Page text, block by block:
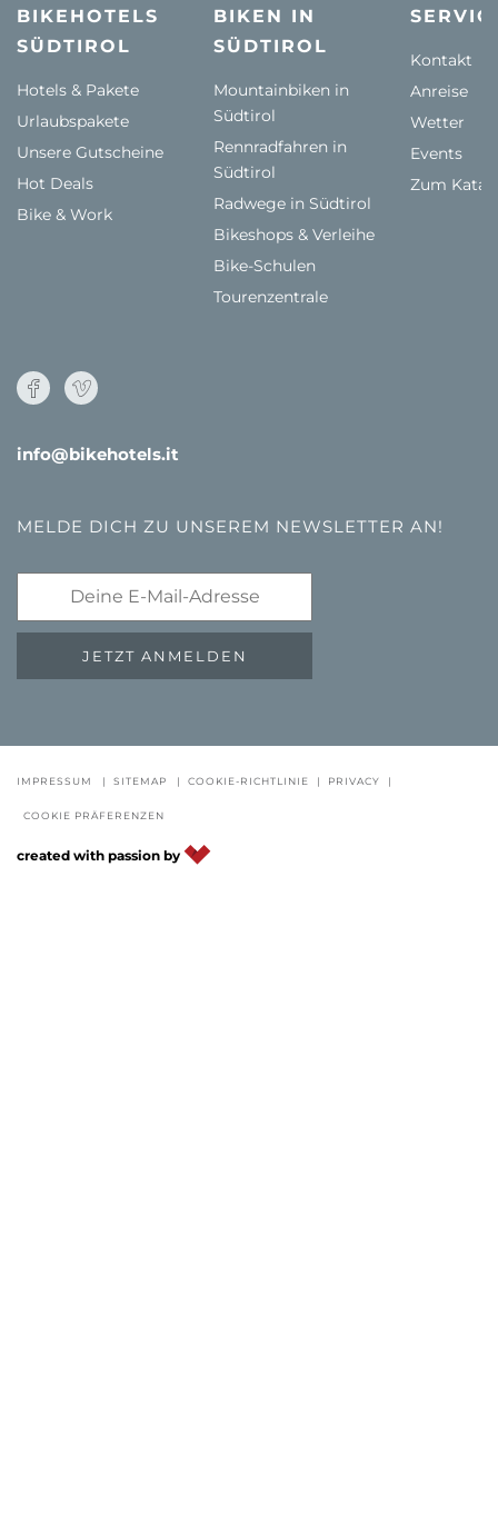
GUTSCHEINE FAQ - QUALITÄTSGARANTIE
BIKEHOTELS
SÜDTIROL
Hotels & Pakete
Urlaubspakete
Unsere Gutscheine
Hot Deals
Bike & Work
BIKEN IN
SÜDTIROL
Mountainbiken in
Südtirol
Rennradfahren in
Südtirol
Radwege in Südtirol
Bikeshops & Verleihe
Bike-Schulen
Tourenzentrale
Kontakt
Anreise
Wetter
Events
Zum
info@bikehotels.it
MELDE DICH ZU UNSEREM NEWSLETTER AN!
JETZT ANMELDEN
IMPRESSUM | SITEMAP | COOKIE-RICHTLINIE | PRIVACY |
COOKIE PRÄFERENZEN
created with passion by